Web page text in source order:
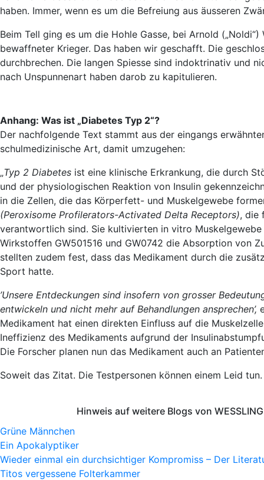
haben. Immer, wenn es um die Befreiung aus äusseren
Beim Tell ging es um die Hohle Gasse, bei Arnold
bewaffneter Krieger. Das haben wir geschafft. Die
durchbrechen. Die langen Spiesse sind indoktrinativ und
nach Unspunnenart haben darob zu kapitulieren.
Anhang: Was ist „Diabetes Typ 2“?
Der nachfolgende Text stammt aus der eingangs
schulmedizinische Art, damit umzugehen:
„Typ 2 Diabetes ist eine klinische Erkrankung, die durch
und der physiologischen Reaktion von Insulin
in die Zellen, die das Körperfett- und Muskelgewebe
(Peroxisome Profilerators-Activated Delta Receptors), die
verantwortlich sind. Sie kultivierten in vitro
Wirkstoffen GW501516 und GW0742 die Absorption von
stellten zudem fest, dass das Medikament durch die
Sport hatte.
’Unsere Entdeckungen sind insofern von grosser
entwickeln und nicht mehr auf Behandlungen ansprechen’,
Medikament hat einen direkten Einfluss auf die
Ineffizienz des Medikaments aufgrund der
Die Forscher planen nun das Medikament auch an
Soweit das Zitat. Die Testpersonen können einem Leid tun.
Hinweis auf weitere Blogs von
Grüne Männchen
Ein Apokalyptiker
Wieder einmal ein durchsichtiger Kompromiss – Der
Titos vergessene Folterkammer